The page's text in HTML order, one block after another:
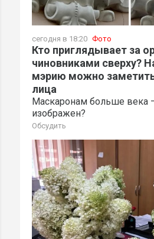
сегодня в 18:20 Фото
Кто приглядывает за
чиновниками сверху?
мэрию можно
лица
Маскаронам больше века
изображен?
Обсудить